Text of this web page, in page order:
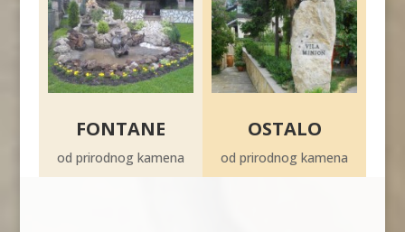
FONTANE
od prirodnog kamena
OSTALO
od prirodnog kamena